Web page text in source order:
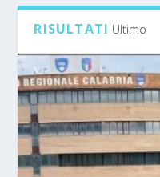
RISULTATI Ultimo